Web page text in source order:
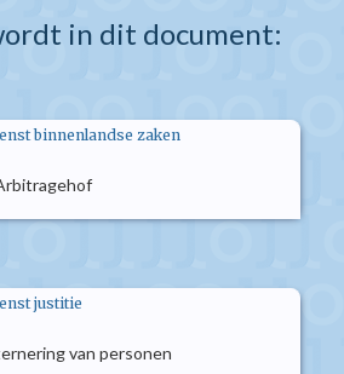
in dit document:
binnenlandse zaken
justitie
van personen